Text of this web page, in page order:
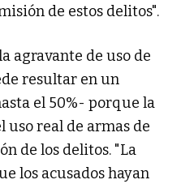
de estos delitos".
agravante de uso de
resultar en un
el 50%- porque la
uso real de armas de
de los delitos. "La
los acusados hayan